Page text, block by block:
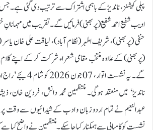
پبلی کیشنز، ناندیڑ کے باہمی اشتراک سے ترتیب دی گئی
ادیب شفیع احمد شفیع (پربھنی) فرمائیں گے۔ تقریب میں
حنفی (پربھنی)، شریف اطہر (نظام آباد)، لیاقت علی خان یاسر
(پربھنی) کے علاوہ منتخب مقامی شعراء شرکت کر کے اپنے
گے۔ یہ نشست اتوار،
ناندیڑ‘ میں منعقد ہوگی۔ منتظمین محمد دانش، فردین خان،
عبدالنعیم نے تمام اردو زبان و ادب کے شیدائیوں سے وقت
نشست کو کامیابی سے ہمکنار کیا جا سکے۔ منتظمین نے واضح